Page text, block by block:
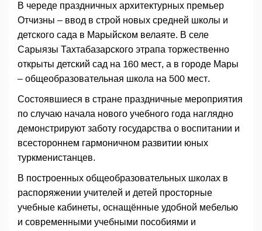
В череде праздничных архитектурных премьер
Отчизны – ввод в строй новых средней школы и
детского сада в Марыйском велаяте. В селе
Сарыязы Тахтабазарского этрапа торжественно
открыты детский сад на 160 мест, а в городе Мары
– общеобразовательная школа на 500 мест.
Состоявшиеся в стране праздничные мероприятия
по случаю начала нового учебного года наглядно
демонстрируют заботу государства о воспитании и
всестороннем гармоничном развитии юных
туркменистанцев.
В построенных общеобразовательных школах в
распоряжении учителей и детей просторные
учебные кабинеты, оснащённые удобной мебелью
и современными учебными пособиями и